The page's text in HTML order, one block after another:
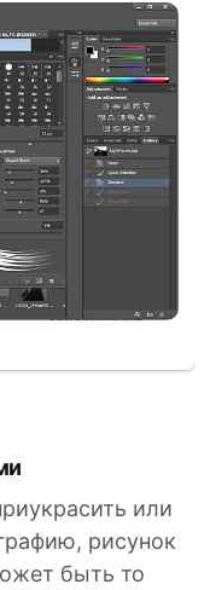
или
рисунок
быть то